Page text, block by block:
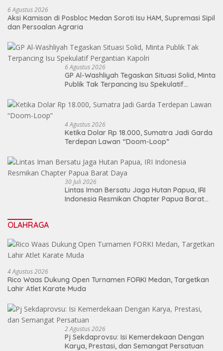
6 Agustus 2026
Aksi Kamisan di Posbloc Medan Soroti Isu HAM, Supremasi Sipil
dan Persoalan Agraria
6 Agustus 2026
GP Al-Washliyah Tegaskan Situasi Solid, Minta
Publik Tak Terpancing Isu Spekulatif
4 Agustus 2026
Ketika Dolar Rp 18.000, Sumatra Jadi Garda
Terdepan Lawan “Doom-Loop”
30 Juli 2026
Lintas Iman Bersatu Jaga Hutan Papua, IRI
Indonesia Resmikan Chapter Papua Barat
OLAHRAGA
4 Agustus 2026
Rico Waas Dukung Open Turnamen FORKI Medan, Targetkan
Lahir Atlet Karate Muda
2 Agustus 2026
Pj Sekdaprovsu: Isi Kemerdekaan Dengan
Karya, Prestasi, dan Semangat Persatuan